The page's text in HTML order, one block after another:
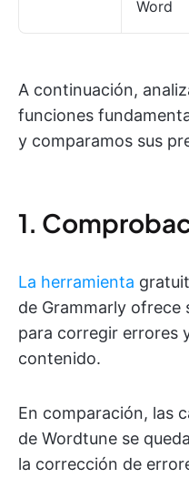
Word
A continuación,
funciones
y comparamos sus
1.
La herramienta
de Grammarly ofrece
para corregir errores
contenido.
En comparación, las
de Wordtune se
la corrección de